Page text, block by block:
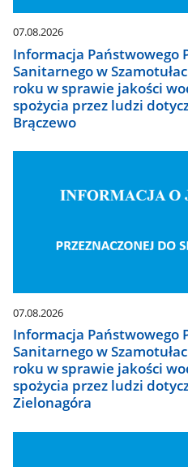
07.08.2026
Informacja Państwowego
Sanitarnego w
roku w sprawie jakości
spożycia przez ludzi
Brączewo
07.08.2026
Informacja Państwowego
Sanitarnego w
roku w sprawie jakości
spożycia przez ludzi
Zielonagóra